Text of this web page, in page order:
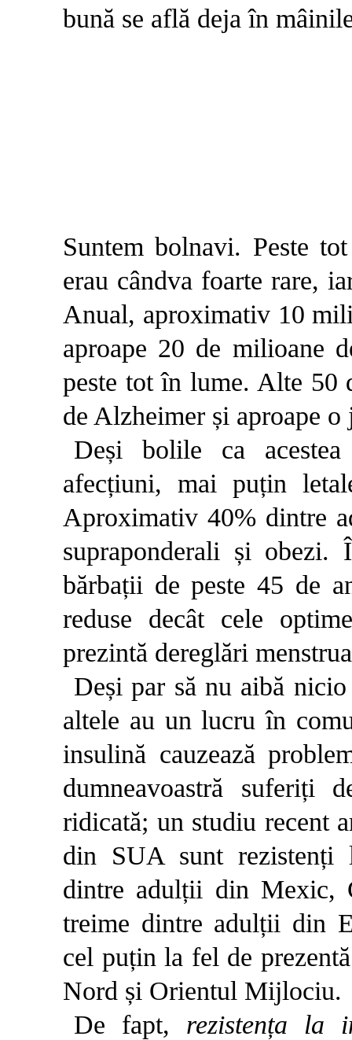
bună se află deja în
Suntem bolnavi. Peste
erau cândva foarte rare,
Anual, aproximativ 10
aproape 20 de milioane
peste tot în lume. Alte 50
de Alzheimer și aproape
Deși bolile ca
afecțiuni, mai puțin
Aproximativ 40% dintre
supraponderali și obezi.
bărbații de peste 45 de
reduse decât cele
prezintă dereglări
Deși par să nu aibă
altele au un lucru în
insulină cauzează
dumneavoastră suferiți
ridicată; un studiu recent
din SUA sunt rezistenți
dintre adulții din Mexic,
treime dintre adulții din
cel puțin la fel de
Nord și Orientul Mijlociu.
De fapt, rezistența la